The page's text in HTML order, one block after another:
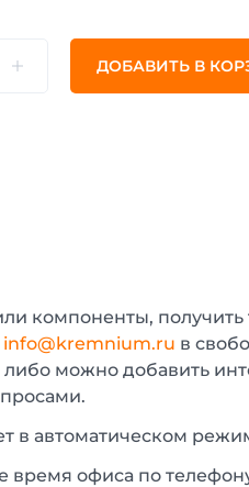
ДОБАВИТЬ В
компоненты,
info@kremnium.ru в
либо можно добавить
в автоматическом
время офиса по